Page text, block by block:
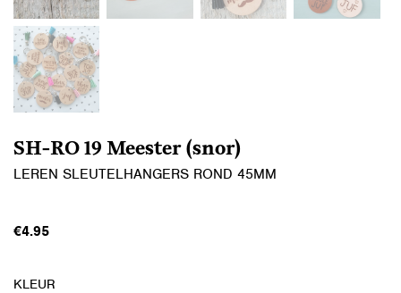
SH-RO 19 Meester (snor)
LEREN SLEUTELHANGERS ROND 45MM
€4.95
KLEUR